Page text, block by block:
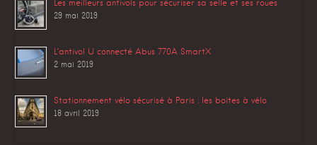
Les meilleurs antivols pour sécuriser sa selle et ses roues
29 mai 2019
L’antivol U connecté Abus 770A SmartX
2 mai 2019
Stationnement vélo sécurisé à Paris : les boites à vélo
18 avril 2019